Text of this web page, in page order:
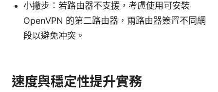
小撇步：若路由器不支援，考慮使用可安裝
OpenVPN 的第二路由器，兩路由器簽置不同網
段以避免冲突。
速度與穩定性提升實務